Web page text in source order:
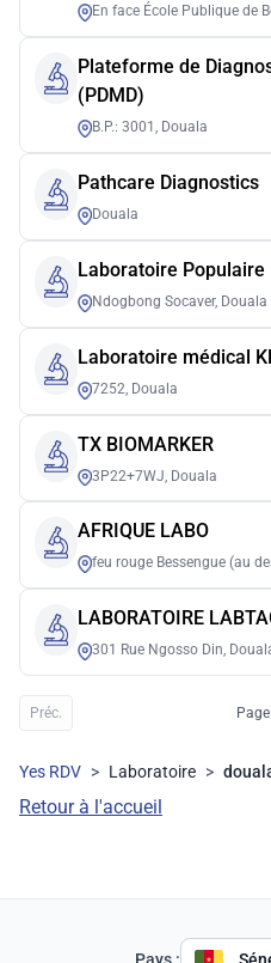
En face École Publique de
Plateforme de
(PDMD)
B.P.: 3001, Douala
Pathcare Diagnostics
Douala
Laboratoire Populaire
Ndogbong Socaver, Douala
Laboratoire médical
7252, Douala
TX BIOMARKER
3P22+7WJ, Douala
AFRIQUE LABO
feu rouge Bessengue (au
LABORATOIRE
301 Rue Ngosso Din,
Préc.
Yes RDV > Laboratoire >
Retour à l'accueil
Pays :